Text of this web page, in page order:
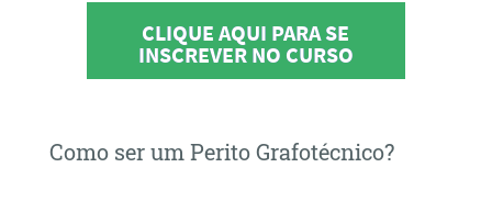
CLIQUE AQUI PARA SE
INSCREVER NO CURSO
Como ser um Perito Grafotécnico?